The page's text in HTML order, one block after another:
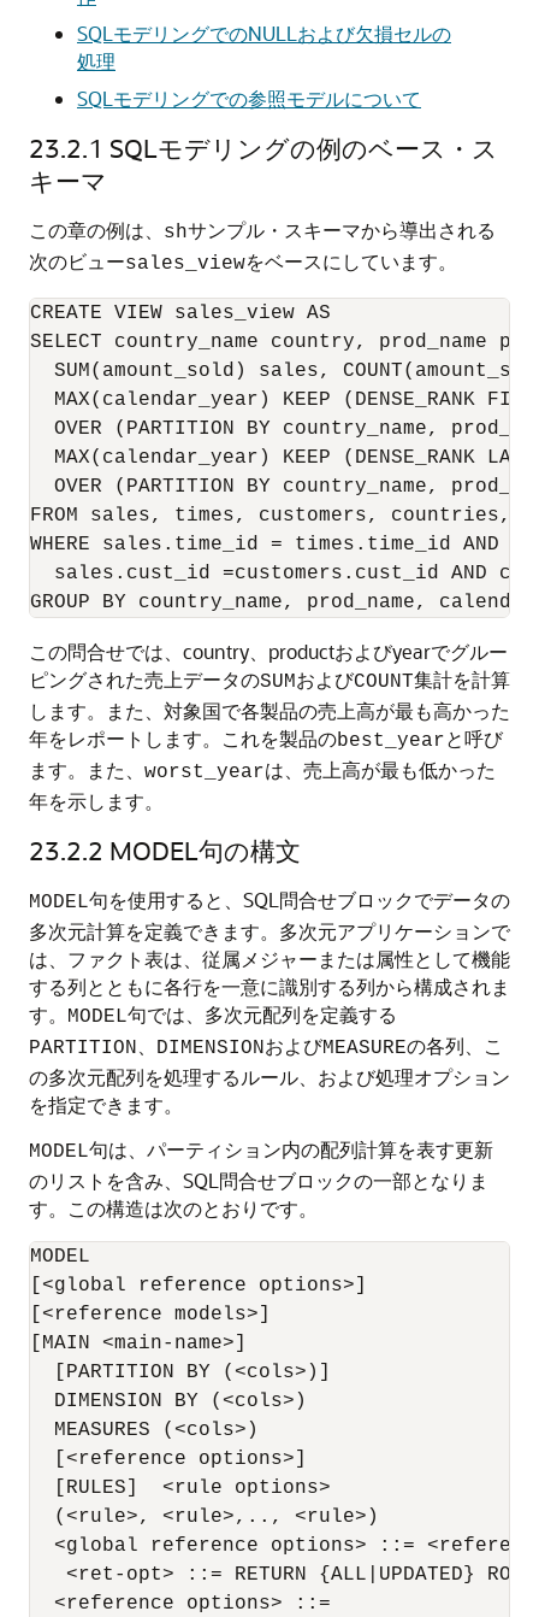
SQLモデリングでのNULLおよび欠損セルの
処理
SQLモデリングでの参照モデルについて
23.2.1 SQLモデリングの例のベース・ス
キーマ
この章の例は、 shサンプル・スキーマから導出される
次のビューsales_viewをベースにしています。
CREATE VIEW sales_view AS
SELECT country_name country, prod_name
SUM(amount_sold) sales,
MAX(calendar_year) KEEP (DENSE_RANK
OVER (PARTITION BY country_name,
MAX(calendar_year) KEEP (DENSE_RANK
OVER (PARTITION BY country_name,
FROM sales, times, customers, countries,
WHERE sales.time_id = times.time_id AND
sales.cust_id =customers.cust_id AND
この問合せでは、country、productおよびyearでグルー
ピングされた売上データのSUMおよびCOUNT集計を計算
します。また、対象国で各製品の売上高が最も高かった
年をレポートします。これを製品のbest_yearと呼び
ます。また、 worst_yearは、売上高が最も低かった
年を示します。
23.2.2 MODEL句の構文
MODEL句を使用すると、SQL問合せブロックでデータの
多次元計算を定義できます。多次元アプリケーションで
は、ファクト表は、従属メジャーまたは属性として機能
する列とともに各行を一意に識別する列から構成されま
す。
MODEL句では、多次元配列を定義する
PARTITION、 DIMENSIONおよびMEASUREの各列、こ
の多次元配列を処理するルール、および処理オプション
を指定できます。
MODEL句は、パーティション内の配列計算を表す更新
のリストを含み、SQL問合せブロックの一部となりま
す。この構造は次のとおりです。
MODEL
[<global reference options>]
[<reference models>]
[MAIN <main-name>]
  [PARTITION BY (<cols>)]
  DIMENSION BY (<cols>)
  MEASURES (<cols>)
  [<reference options>]
  [RULES]  <rule options>
  (<rule>, <rule>,.., <rule>)
<global reference options> ::=
   <ret-opt> ::= RETURN {ALL|UPDATED} ROWS
  <reference options> ::=